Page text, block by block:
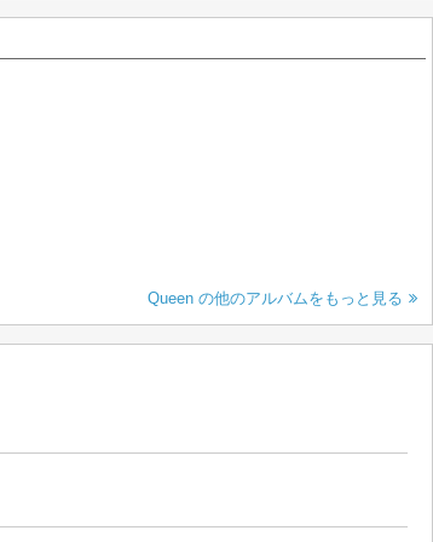
Queen の他のアルバムをもっと見る